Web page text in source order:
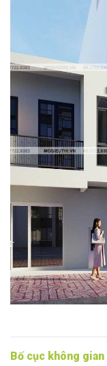
Bố cục không